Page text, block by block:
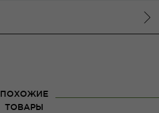
ПОХОЖИЕ
ТОВАРЫ